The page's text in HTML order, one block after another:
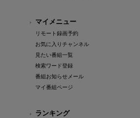
マイメニュー
リモート録画予約
お気に入りチャンネル
見たい番組一覧
検索ワード登録
番組お知らせメール
マイ番組ページ
ランキング